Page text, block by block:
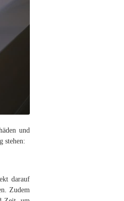
und
stehen:
darauf
Zudem